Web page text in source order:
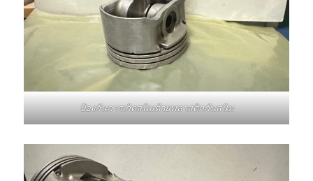
ป้องกันการเกิดสนิมด้วยพลาสติกกันสนิม